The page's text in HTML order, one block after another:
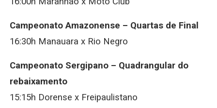
Campeonato Amazonense – Quartas de Final
16:30h Manauara x Rio Negro
Campeonato Sergipano – Quadrangular do
rebaixamento
15:15h Dorense x Freipaulistano